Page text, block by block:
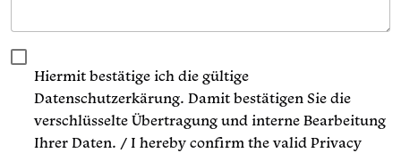
Hiermit bestätige ich die gültige
Datenschutzerkärung. Damit bestätigen Sie die
verschlüsselte Übertragung und interne Bearbeitung
Ihrer Daten. / I hereby confirm the valid Privacy